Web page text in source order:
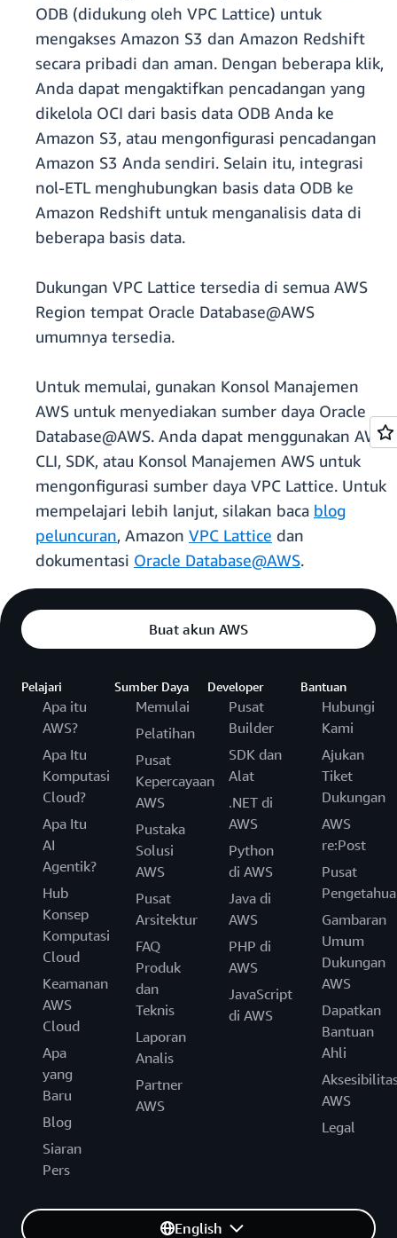
ODB (didukung oleh VPC Lattice) untuk
mengakses Amazon S3 dan Amazon Redshift
secara pribadi dan aman. Dengan beberapa klik,
Anda dapat mengaktifkan pencadangan yang
dikelola OCI dari basis data ODB Anda ke
Amazon S3, atau mengonfigurasi pencadangan
Amazon S3 Anda sendiri. Selain itu, integrasi
nol-ETL menghubungkan basis data ODB ke
Amazon Redshift untuk menganalisis data di
beberapa basis data.
Dukungan VPC Lattice tersedia di semua AWS
Region tempat Oracle Database@AWS
umumnya tersedia.
Untuk memulai, gunakan Konsol Manajemen
AWS untuk menyediakan sumber daya Oracle
Database@AWS. Anda dapat menggunakan AWS
CLI, SDK, atau Konsol Manajemen AWS untuk
mengonfigurasi sumber daya VPC Lattice. Untuk
mempelajari lebih lanjut, silakan baca blog
peluncuran, Amazon VPC Lattice dan
dokumentasi Oracle Database@AWS.
Buat akun AWS
Pelajari
Apa itu
AWS?
Apa Itu
Komputasi
Cloud?
Apa Itu
AI
Agentik?
Hub
Konsep
Komputasi
Cloud
Keamanan
AWS
Cloud
Apa
yang
Baru
Blog
Siaran
Pers
Sumber Daya
Memulai
Pelatihan
Pusat
Kepercayaan
AWS
Pustaka
Solusi
AWS
Pusat
Arsitektur
FAQ
Produk
dan
Teknis
Laporan
Analis
Partner
AWS
Developer
Pusat
Builder
SDK dan
Alat
.NET di
AWS
Python
di AWS
Java di
AWS
PHP di
AWS
JavaScript
di AWS
Bantuan
Hubungi
Kami
Ajukan
Tiket
Dukungan
AWS
re:Post
Pusat
Gambaran
Umum
Dukungan
AWS
Dapatkan
Bantuan
Ahli
AWS
Legal
English